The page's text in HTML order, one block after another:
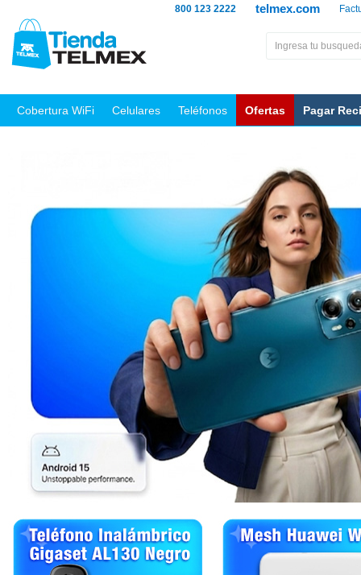
telmex.com
800 123 2222
Cobertura WiFi Celulares Teléfonos Ofertas Pagar